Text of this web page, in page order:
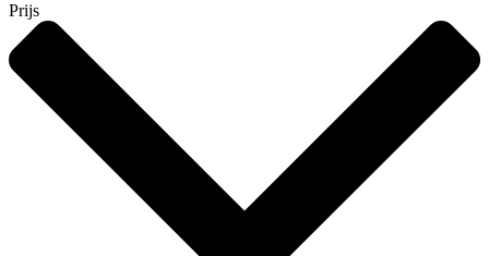
Prijs